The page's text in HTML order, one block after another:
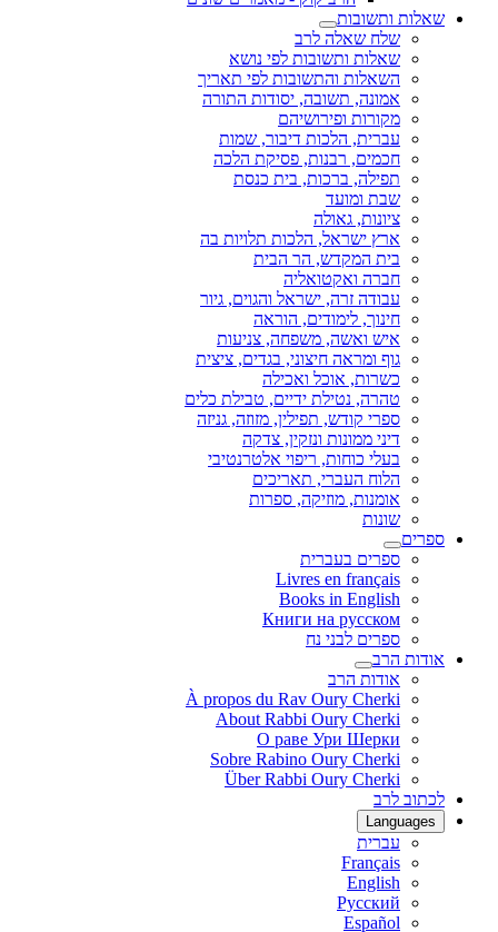
שאלות ותשובות
שלח שאלה לרב
שאלות ותשובות לפי נושא
השאלות והתשובות לפי תאריך
אמונה, תשובה, יסודות התורה
מקורות ופירושיהם
עברית, הלכות דיבור, שמות
חכמים, רבנות, פסיקת הלכה
תפילה, ברכות, בית כנסת
שבת ומועד
ציונות, גאולה
ארץ ישראל, הלכות תלויות בה
בית המקדש, הר הבית
חברה ואקטואליה
עבודה זרה, ישראל והגוים, גיור
חינוך, לימודים, הוראה
איש ואשה, משפחה, צניעות
גוף ומראה חיצוני, בגדים, ציצית
כשרות, אוכל ואכילה
טהרה, נטילת ידיים, טבילת כלים
ספרי קודש, תפילין, מזוזה, גניזה
דיני ממונות ונזקין, צדקה
בעלי כוחות, ריפוי אלטרנטיבי
הלוח העברי, תאריכים
אומנות, מוזיקה, ספרות
שונות
ספרים
ספרים בעברית
Livres en français
Books in English
Книги на русском
ספרים לבני נח
אודות הרב
אודות הרב
À propos du Rav Oury Cherki
About Rabbi Oury Cherki
О раве Ури Шерки
Sobre Rabino Oury Cherki
Über Rabbi Oury Cherki
לכתוב לרב
Languages
עברית
Français
English
Русский
Español